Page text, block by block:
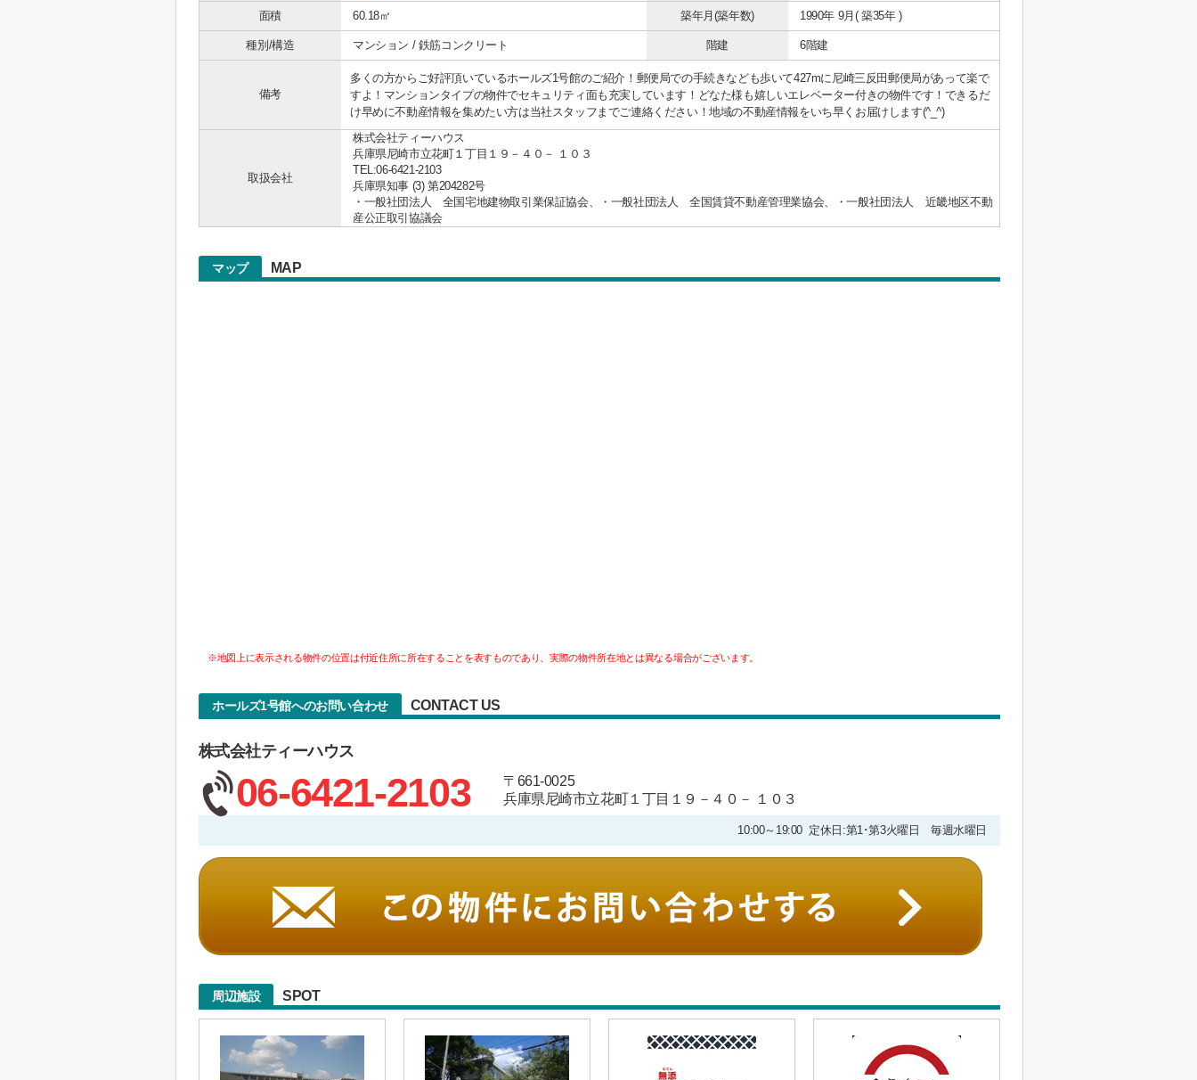
面積 60.18㎡ 築年月(築年数) 1990年 9月( 築35年 )
種別/構造 マンション / 鉄筋コンクリート 階建 6階建
備考
多くの方からご好評頂いているホールズ1号館のご紹介！郵便局での手続きなども歩いて427mに尼崎三反田郵便局があって楽で
すよ！マンションタイプの物件でセキュリティ面も充実しています！どなた様も嬉しいエレベーター付きの物件です！できるだ
け早めに不動産情報を集めたい方は当社スタッフまでご連絡ください！地域の不動産情報をいち早くお届けします(^_^)
取扱会社
株式会社ティーハウス
兵庫県尼崎市立花町１丁目１９－４０－ １０３
TEL:06-6421-2103
兵庫県知事 (3) 第204282号
・一般社団法人 全国宅地建物取引業保証協会、・一般社団法人 全国賃貸不動産管理業協会、・一般社団法人 近畿地区不動
産公正取引協議会
マップ MAP
※地図上に表示される物件の位置は付近住所に所在することを表すものであり、実際の物件所在地とは異なる場合がございます。
ホールズ1号館へのお問い合わせ CONTACT US
株式会社ティーハウス
06-6421-2103
〒661-0025
兵庫県尼崎市立花町１丁目１９－４０－ １０３
10:00～19:00 定休日:第1･第3火曜日 毎週水曜日
周辺施設 SPOT